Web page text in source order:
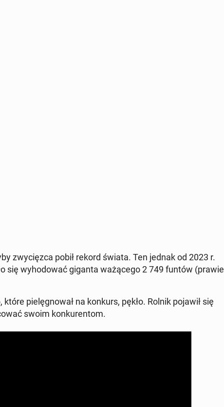
zwy­cięz­ca pobił rekord świata. Ten jednak od 2023 r.
się wy­ho­do­wać giganta wa­żą­ce­go 2 749 funtów (prawie
pie­lę­gno­wał na konkurs, pękło. Rolnik pojawił się
swoim kon­ku­ren­tom.